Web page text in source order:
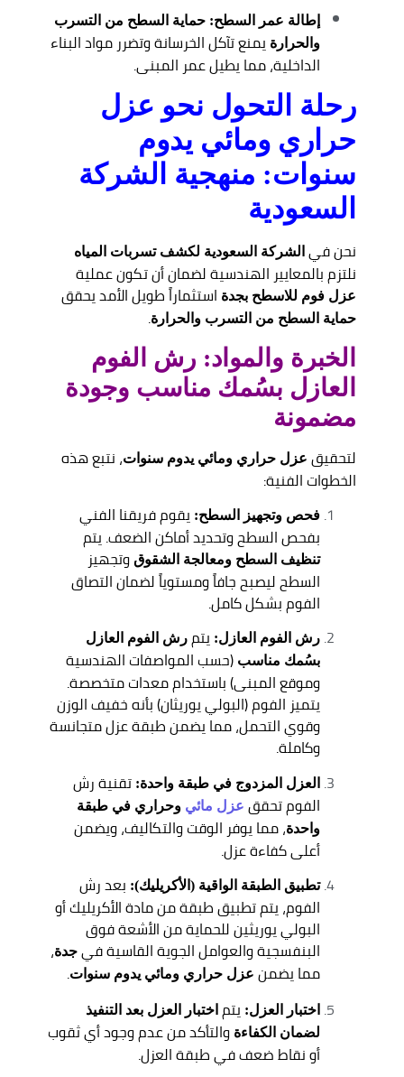
إطالة عمر السطح: حماية السطح من التسرب
والحرارة يمنع تآكل الخرسانة وتضرر مواد البناء
الداخلية، مما يطيل عمر المبنى.
رحلة التحول نحو عزل
حراري ومائي يدوم
سنوات: منهجية الشركة
السعودية
نحن في الشركة السعودية لكشف تسربات المياه
نلتزم بالمعايير الهندسية لضمان أن تكون عملية
عزل فوم للاسطح بجدة استثماراً طويل الأمد يحقق
حماية السطح من التسرب والحرارة.
الخبرة والمواد: رش الفوم
العازل بسُمك مناسب وجودة
مضمونة
لتحقيق عزل حراري ومائي يدوم سنوات، نتبع هذه
الخطوات الفنية:
فحص وتجهيز السطح: يقوم فريقنا الفني
بفحص السطح وتحديد أماكن الضعف. يتم
تنظيف السطح ومعالجة الشقوقوتجهيز
السطح ليصبح جافاً ومستوياً لضمان التصاق
الفوم بشكل كامل.
رش الفوم العازل: يتم رش الفوم العازل
بسُمك مناسب (حسب المواصفات الهندسية
وموقع المبنى) باستخدام معدات متخصصة.
يتميز الفوم (البولي يوريثان) بأنه خفيف الوزن
وقوي التحمل، مما يضمن طبقة عزل متجانسة
وكاملة.
العزل المزدوج في طبقة واحدة: تقنية رش
الفوم تحقق عزل مائي وحراري في طبقة
واحدة، مما يوفر الوقت والتكاليف، ويضمن
أعلى كفاءة عزل.
تطبيق الطبقة الواقية (الأكريليك): بعد رش
الفوم، يتم تطبيق طبقة من مادة الأكريليك أو
البولي يوريثين للحماية من الأشعة فوق
البنفسجية والعوامل الجوية القاسية في جدة،
مما يضمن عزل حراري ومائي يدوم سنوات.
اختبار العزل: يتم اختبار العزل بعد التنفيذ
لضمان الكفاءة والتأكد من عدم وجود أي ثقوب
أو نقاط ضعف في طبقة العزل.